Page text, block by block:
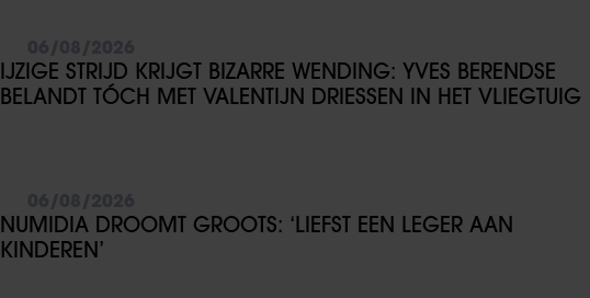
IJZIGE STRIJD KRIJGT BIZARRE WENDING: YVES BERENDSE
BELANDT TÓCH MET VALENTIJN DRIESSEN IN HET VLIEGTUIG
NUMIDIA DROOMT GROOTS: ‘LIEFST EEN LEGER AAN
KINDEREN’